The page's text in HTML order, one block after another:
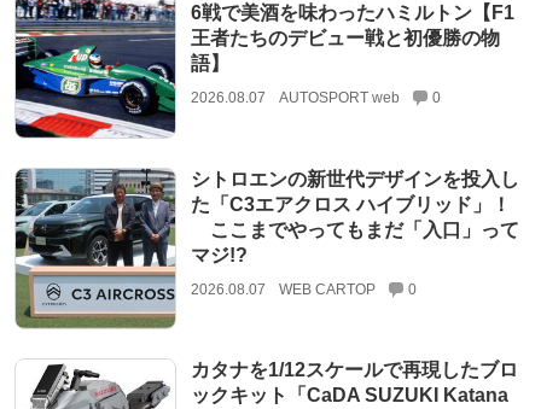
6戦で美酒を味わったハミルトン【F1
王者たちのデビュー戦と初優勝の物
語】
2026.08.07 AUTOSPORT web 0
シトロエンの新世代デザインを投入し
た「C3エアクロス ハイブリッド」！
ここまでやってもまだ「入口」って
マジ!?
2026.08.07 WEB CARTOP 0
カタナを1/12スケールで再現したブロ
ックキット「CaDA SUZUKI Katana